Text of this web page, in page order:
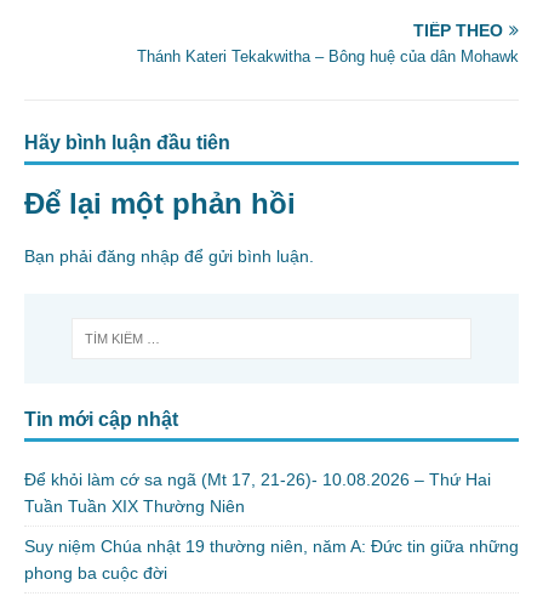
TIẾP THEO
Thánh Kateri Tekakwitha – Bông huệ của dân Mohawk
Hãy bình luận đầu tiên
Để lại một phản hồi
Bạn phải đăng nhập để gửi bình luận.
Tin mới cập nhật
Để khỏi làm cớ sa ngã (Mt 17, 21-26)- 10.08.2026 – Thứ Hai
Tuần Tuần XIX Thường Niên
Suy niệm Chúa nhật 19 thường niên, năm A: Đức tin giữa những
phong ba cuộc đời